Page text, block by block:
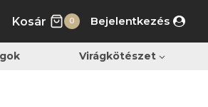
Kosár 0 Bejelentkezés
Virágkötészet